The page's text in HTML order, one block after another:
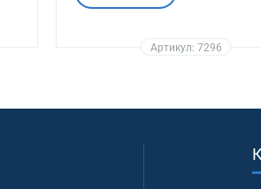
Артикул: 7296